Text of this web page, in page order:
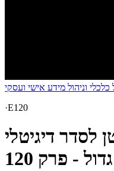
וניהול מידע אישי ועסקי
·E120
לסדר דיגיטלי
גדול - פרק 120